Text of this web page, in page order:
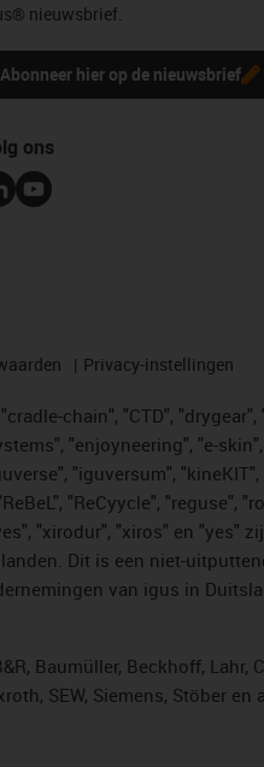
nieuwsbrief.
Abonneer hier op de nieuwsbrief
ons
Privacy-instellingen
chain", "CTD",
"enjoyneering", "e-
"iguversum",
"ReCyycle", "reguse",
"xirodur", "xiros" en "yes"
Dit is een niet-
van igus in
Baumüller, Beckhoff, Lahr,
SEW, Siemens, Stöber